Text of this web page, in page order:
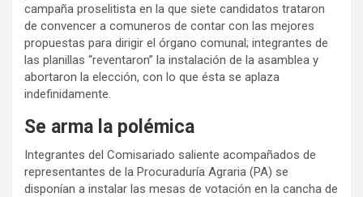
campaña proselitista en la que siete candidatos trataron
de convencer a comuneros de contar con las mejores
propuestas para dirigir el órgano comunal; integrantes de
las planillas “reventaron” la instalación de la asamblea y
abortaron la elección, con lo que ésta se aplaza
indefinidamente.
Se arma la polémica
Integrantes del Comisariado saliente acompañados de
representantes de la Procuraduría Agraria (PA) se
disponían a instalar las mesas de votación en la cancha de